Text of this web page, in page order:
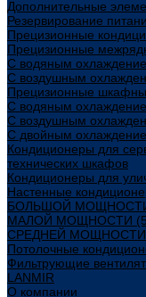
Дополнительные
Резервирование
Прецизионные
Прецизионные
С водяным
С воздушным
Прецизионные
С водяным
С воздушным
С двойным
Кондиционеры для
технических шкафов
Кондиционеры для
Настенные
БОЛЬШОЙ МОЩНОСТИ
МАЛОЙ МОЩНОСТИ
СРЕДНЕЙ МОЩНОСТИ
Потолочные
Фильтрующие
LANMIR
О компании